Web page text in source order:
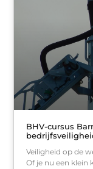
BHV-cursus
Veiligheid op de
Of je nu een